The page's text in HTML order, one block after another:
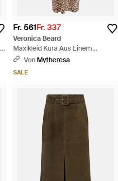
Fr. 561Fr. 337
Veronica Beard
Maxikleid Kura Aus Einem
Seidengemisch - Natur
Von Mytheresa
SALE